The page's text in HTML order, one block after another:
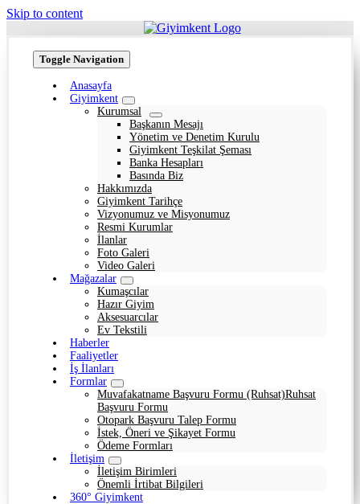
Skip to content
Toggle Navigation
Anasayfa
Giyimkent
Kurumsal
Başkanın Mesajı
Yönetim ve Denetim Kurulu
Giyimkent Teşkilat Şeması
Banka Hesapları
Basında Biz
Hakkımızda
Giyimkent Tarihçe
Vizyonumuz ve Misyonumuz
Resmi Kurumlar
İlanlar
Foto Galeri
Video Galeri
Mağazalar
Kumaşcılar
Hazır Giyim
Aksesuarcılar
Ev Tekstili
Haberler
Faaliyetler
İş İlanları
Formlar
Muvafakatname Başvuru Formu (Ruhsat)Ruhsat
Başvuru Formu
Otopark Başvuru Talep Formu
İstek, Öneri ve Şikayet Formu
Ödeme Formları
İletişim
İletişim Birimleri
Önemli İrtibat Bilgileri
360° Giyimkent